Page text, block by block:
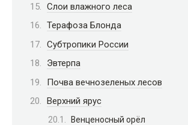
Слои влажного леса
Терафоза Блонда
Субтропики России
Эвтерпа
Почва вечнозеленых лесов
Верхний ярус
Венценосный орёл